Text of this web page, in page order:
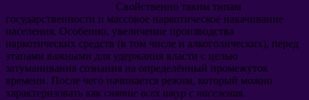
Свойственно таким типам
государственности и массовое наркотическое накачивание
населения. Особенно, увеличение производства
наркотических средств (в том числе и алкоголических), перед
этапами важными для удержания власти с целью
затуманивания сознания на определённый промежуток
времени. После чего начинается режим, который можно
характеризовать как снятие всех шкур с населения.